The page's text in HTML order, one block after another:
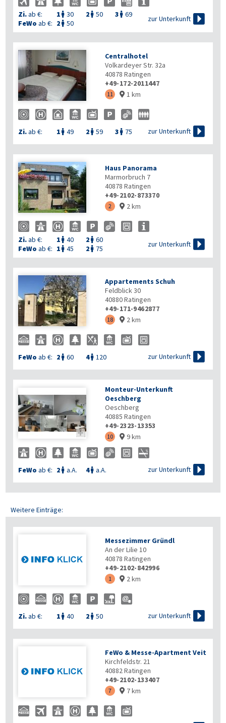
Zi.ab €: 1  30 2  50 3  69
FeWo ab €: 2  50
zur Unterkunft 
Centralhotel
Volkardeyer Str. 32a
40878 Ratingen
+49-172-2011447
11  1 km
Zi.ab €: 1  49 2  59 3  75 zur Unterkunft 
Haus Panorama
Marmorbruch 7
40878 Ratingen
+49-2102-873370
2  2 km
Zi.ab €: 1  40 2  60
FeWo ab €: 1  45 2  75
zur Unterkunft 
Appartements Schuh
Feldblick 30
40880Ratingen
+49-171-9462877
18  2 km
FeWo ab €: 2  60 4 120 zur Unterkunft 

Monteur-Unterkunft
Oeschberg
Oeschberg
40885 Ratingen
+49-2323-13353
10  9 km
FeWo ab €: 2  a.A. 4 a.A. zur Unterkunft 
Weitere Einträge:
Messezimmer Gründl
An der Lilie 10
40878 Ratingen
+49-2102-842996
1  2 km
Zi.ab €: 1  40 2  50 zur Unterkunft 
FeWo & Messe-Apartment Veit
Kirchfeldstr. 21
40882Ratingen
+49-2102-133407
7  7 km